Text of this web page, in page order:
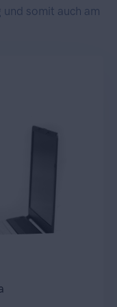
somit auch am